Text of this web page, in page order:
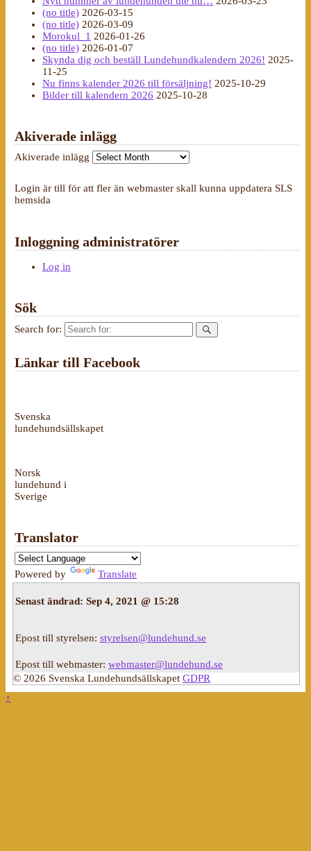
(no title) 2026-03-15
(no title) 2026-03-09
Morokul_1 2026-01-26
(no title) 2026-01-07
Skynda dig och beställ Lundehundkalendern 2026! 2025-
11-25
Nu finns kalender 2026 till försäljning! 2025-10-29
Bilder till kalendern 2026 2025-10-28
Akiverade inlägg
Akiverade inlägg
Login är till för att fler än webmaster skall kunna uppdatera SLS
hemsida
Inloggning administratörer
Log in
Sök
Search for:
Länkar till Facebook
Svenska
lundehundsällskapet
Norsk
lundehund i
Sverige
Translator
Powered by Translate
Senast ändrad: Sep 4, 2021 @ 15:28
Epost till styrelsen: styrelsen@lundehund.se
Epost till webmaster: webmaster@lundehund.se
© 2026 Svenska Lundehundsällskapet GDPR
↑